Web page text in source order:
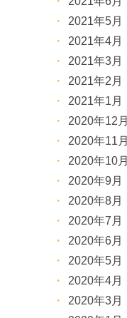
2021年5月
2021年4月
2021年3月
2021年2月
2021年1月
2020年12月
2020年11月
2020年10月
2020年9月
2020年8月
2020年7月
2020年6月
2020年5月
2020年4月
2020年3月